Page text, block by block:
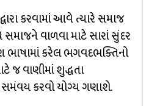
કરવામાં આવે ત્યારે સમાજ
સમાજને વાળવા માટે સારાં સુંદર
ભાષામાં કરેલ ભગવદભક્તિનો
જ વાણીમાં શુદ્ધતા
કરવો યોગ્ય ગણાશે.